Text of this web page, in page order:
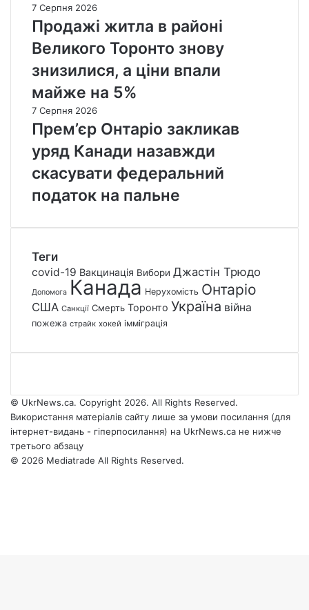
7 Серпня 2026
Продажі житла в районі
Великого Торонто знову
знизилися, а ціни впали
майже на 5%
7 Серпня 2026
Прем’єр Онтаріо закликав
уряд Канади назавжди
скасувати федеральний
податок на пальне
Теги
covid-19 Вакцинація Вибори Джастін Трюдо
Допомога Канада Нерухомість Онтаріо
США Санкції Смерть Торонто Україна війна
пожежа страйк хокей імміграція
© UkrNews.ca. Copyright 2026. All Rights Reserved.
Використання матеріалів сайту лише за умови посилання (для
інтернет-видань - гіперпосилання) на UkrNews.ca не нижче
третього абзацу
© 2026 Mediatrade All Rights Reserved.